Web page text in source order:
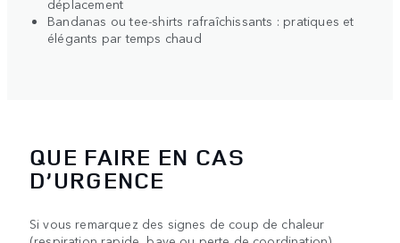
Bandanas ou tee-shirts rafraîchissants : pratiques et
élégants par temps chaud
QUE FAIRE EN CAS
D’URGENCE
Si vous remarquez des signes de coup de chaleur